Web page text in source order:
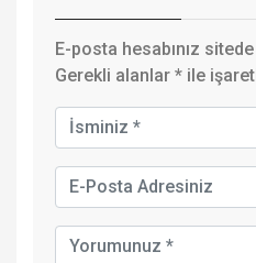
E-posta hesabınız
Gerekli alanlar * ile